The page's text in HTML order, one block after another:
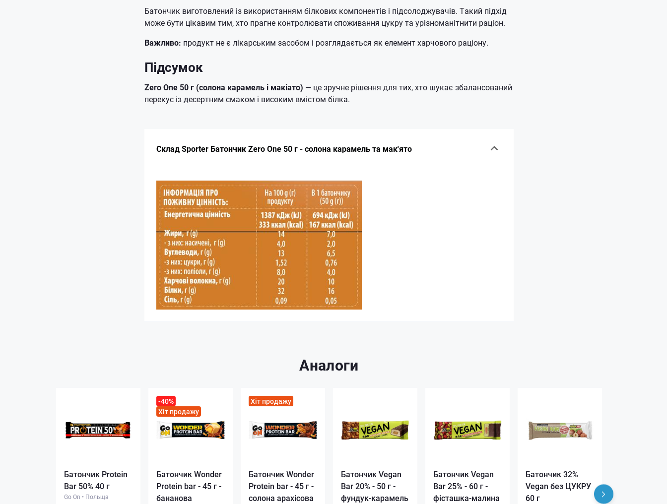
Батончик виготовлений із використанням білкових компонентів і підсолоджувачів. Такий підхід
може бути цікавим тим, хто прагне контролювати споживання цукру та урізноманітнити раціон.
Важливо: продукт не є лікарським засобом і розглядається як елемент харчового раціону.
Підсумок
Zero One 50 г (солона карамель і макіато) — це зручне рішення для тих, хто шукає збалансований
перекус із десертним смаком і високим вмістом білка.
Склад Sporter Батончик Zero One 50 г - солона карамель та мак'ято
Аналоги
Батончик Protein
Bar 50% 40 г
Go On • Польща
-40%
Хіт продажу
Батончик Wonder
Protein bar - 45 г -
бананова
Хіт продажу
Батончик Wonder
Protein bar - 45 г -
солона арахісова
Батончик Vegan
Bar 20% - 50 г -
фундук-карамель
Батончик Vegan
Bar 25% - 60 г -
фісташка-малина
Батончик 32%
Vegan без ЦУКРУ
60 г